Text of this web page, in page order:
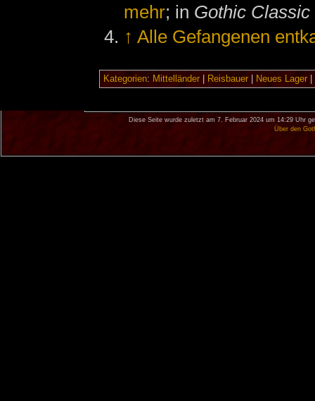
mehr; in Gothic Classic
↑ Alle Gefangenen
Kategorien: Mittelländer| Reisbauer| Neues Lager|
Diese Seite wurde zuletzt am 7. Februar 2024 um 14:29 Uhr
Über den